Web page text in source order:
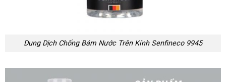
Dung Dịch Chống Bám Nước Trên Kính Senfineco 9945